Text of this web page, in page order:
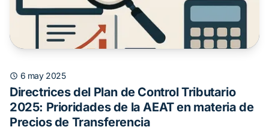
6 may 2025
Directrices del Plan de Control Tributario
2025: Prioridades de la AEAT en materia de
Precios de Transferencia